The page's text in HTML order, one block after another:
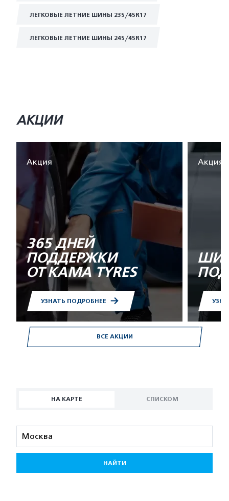
ЛЕГКОВЫЕ ЛЕТНИЕ ШИНЫ 235/45R17
ЛЕГКОВЫЕ ЛЕТНИЕ ШИНЫ 245/45R17
ВСЕ АКЦИИ
АКЦИИ
Акция
365 ДНЕЙ
ПОДДЕРЖКИ
ОТ KAMA TYRES
УЗНАТЬ ПОДРОБНЕЕ
Акция
НА КАРТЕ СПИСКОМ
НАЙТИ